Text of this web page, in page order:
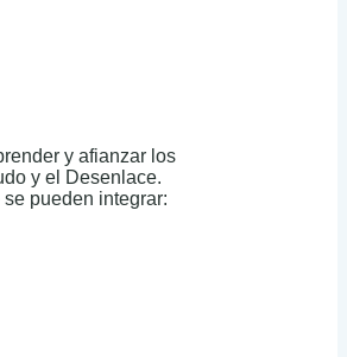
y afianzar los
y el Desenlace.
pueden integrar: